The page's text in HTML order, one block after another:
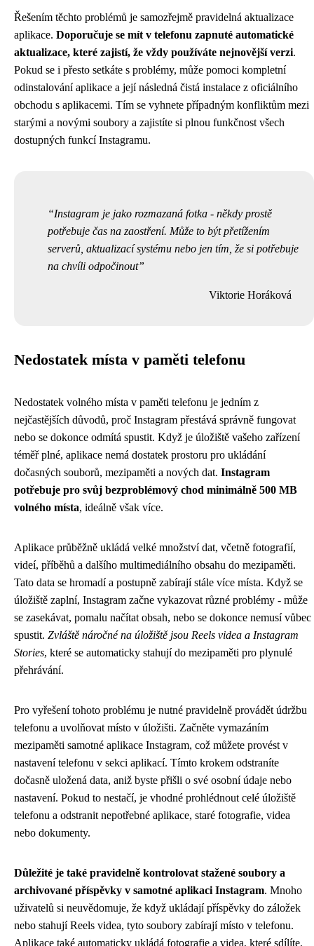
Řešením těchto problémů je samozřejmě pravidelná aktualizace
aplikace. Doporučuje se mít v telefonu zapnuté automatické
aktualizace, které zajistí, že vždy používáte nejnovější verzi.
Pokud se i přesto setkáte s problémy, může pomoci kompletní
odinstalování aplikace a její následná čistá instalace z oficiálního
obchodu s aplikacemi. Tím se vyhnete případným konfliktům mezi
starými a novými soubory a zajistíte si plnou funkčnost všech
dostupných funkcí Instagramu.
Instagram je jako rozmazaná fotka - někdy prostě
potřebuje čas na zaostření. Může to být přetížením
serverů, aktualizací systému nebo jen tím, že si potřebuje
na chvíli odpočinout
Viktorie Horáková
Nedostatek místa v paměti telefonu
Nedostatek volného místa v paměti telefonu je jedním z
nejčastějších důvodů, proč Instagram přestává správně fungovat
nebo se dokonce odmítá spustit. Když je úložiště vašeho zařízení
téměř plné, aplikace nemá dostatek prostoru pro ukládání
dočasných souborů, mezipaměti a nových dat. Instagram
potřebuje pro svůj bezproblémový chod minimálně 500 MB
volného místa, ideálně však více.
Aplikace průběžně ukládá velké množství dat, včetně fotografií,
videí, příběhů a dalšího multimediálního obsahu do mezipaměti.
Tato data se hromadí a postupně zabírají stále více místa. Když se
úložiště zaplní, Instagram začne vykazovat různé problémy - může
se zasekávat, pomalu načítat obsah, nebo se dokonce nemusí vůbec
spustit. Zvláště náročné na úložiště jsou Reels videa a Instagram
Stories, které se automaticky stahují do mezipaměti pro plynulé
přehrávání.
Pro vyřešení tohoto problému je nutné pravidelně provádět údržbu
telefonu a uvolňovat místo v úložišti. Začněte vymazáním
mezipaměti samotné aplikace Instagram, což můžete provést v
nastavení telefonu v sekci aplikací. Tímto krokem odstraníte
dočasně uložená data, aniž byste přišli o své osobní údaje nebo
nastavení. Pokud to nestačí, je vhodné prohlédnout celé úložiště
telefonu a odstranit nepotřebné aplikace, staré fotografie, videa
nebo dokumenty.
Důležité je také pravidelně kontrolovat stažené soubory a
archivované příspěvky v samotné aplikaci Instagram. Mnoho
uživatelů si neuvědomuje, že když ukládají příspěvky do záložek
nebo stahují Reels videa, tyto soubory zabírají místo v telefonu.
Aplikace také automaticky ukládá fotografie a videa, které sdílíte,